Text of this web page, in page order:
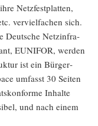
Netz­fest­plat­ten,
ver­viel­fa­chen sich.
Deut­sche Netz­in­fra­
EUNIFOR, wer­den
ist ein Bür­ger­
umfasst 30 Sei­ten
Inhal­te
und nach einem